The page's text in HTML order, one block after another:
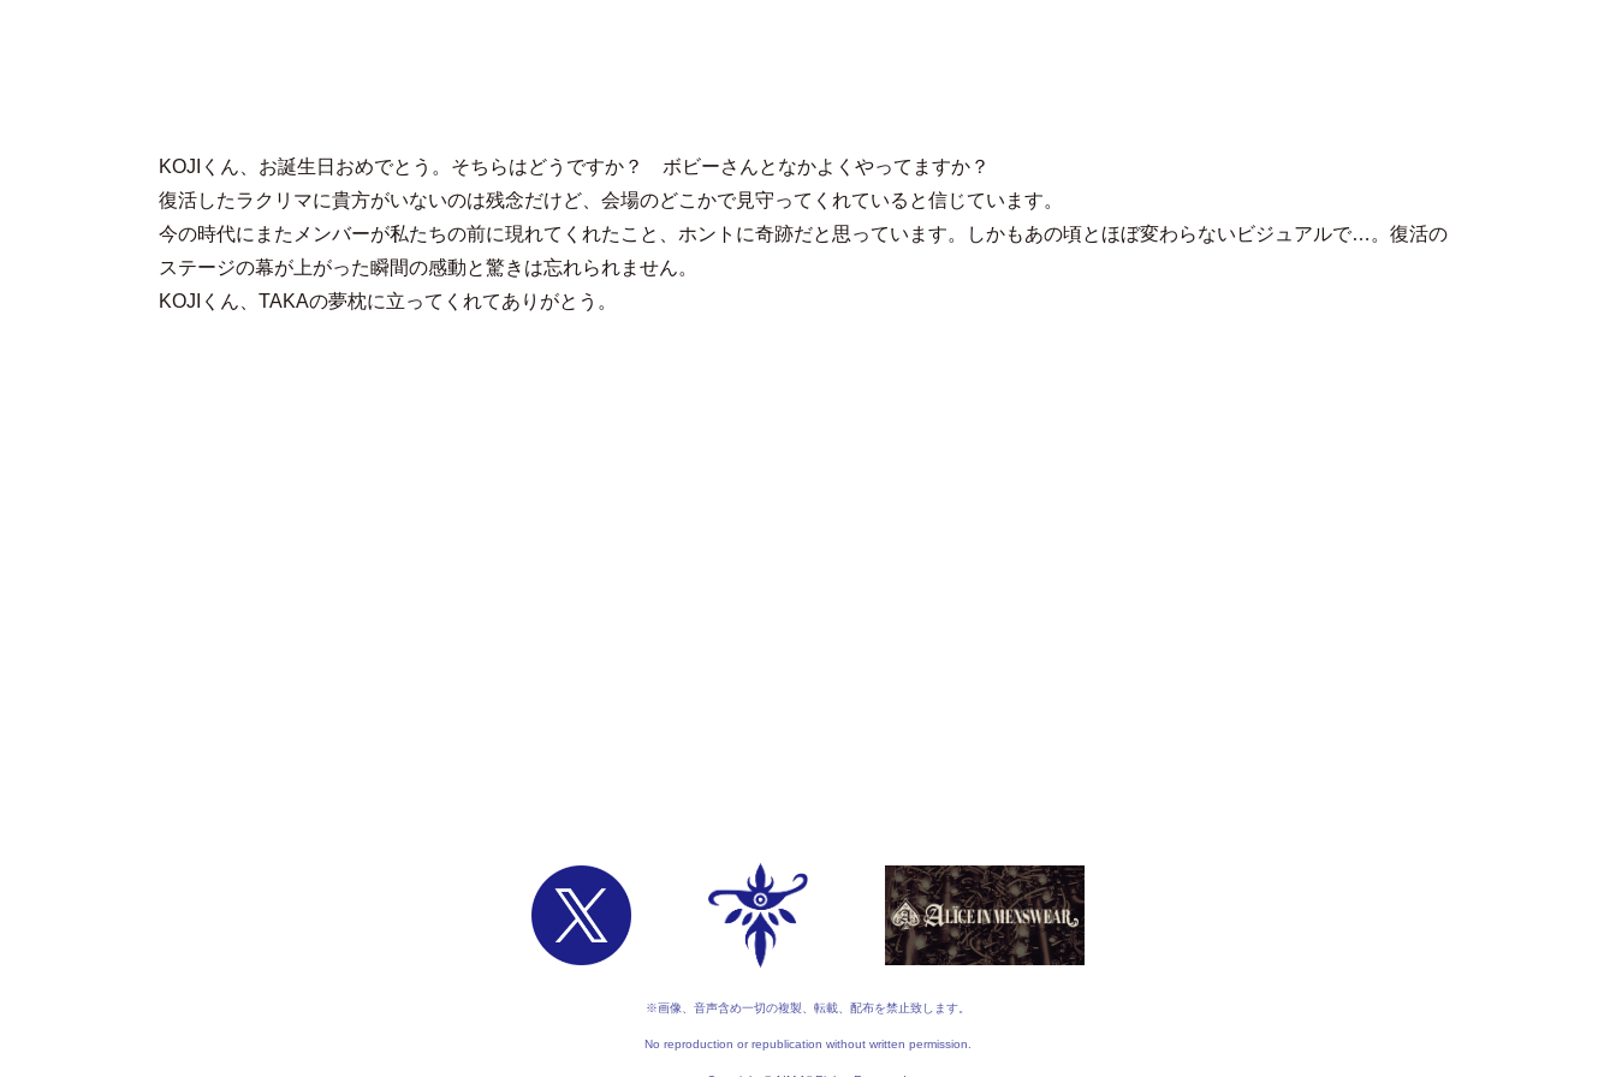
KOJIくん、お誕生日おめでとう。そちらはどうですか？ ボビーさんとなかよくやってますか？
復活したラクリマに貴方がいないのは残念だけど、会場のどこかで見守ってくれていると信じています。
今の時代にまたメンバーが私たちの前に現れてくれたこと、ホントに奇跡だと思っています。しかもあの頃とほぼ変わらないビジュアルで…。復活の
ステージの幕が上がった瞬間の感動と驚きは忘れられません。
KOJIくん、TAKAの夢枕に立ってくれてありがとう。
※画像、音声含め一切の複製、転載、配布を禁止致します。
No reproduction or republication without written permission.